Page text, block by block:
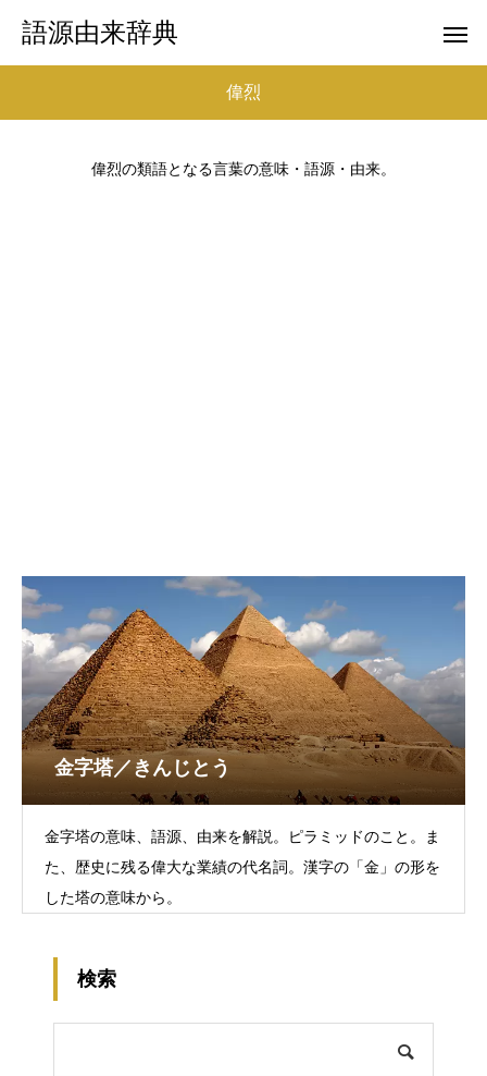
語源由来辞典
偉烈
偉烈の類語となる言葉の意味・語源・由来。
金字塔／きんじとう
金字塔の意味、語源、由来を解説。ピラミッドのこと。ま
た、歴史に残る偉大な業績の代名詞。漢字の「金」の形を
した塔の意味から。
検索